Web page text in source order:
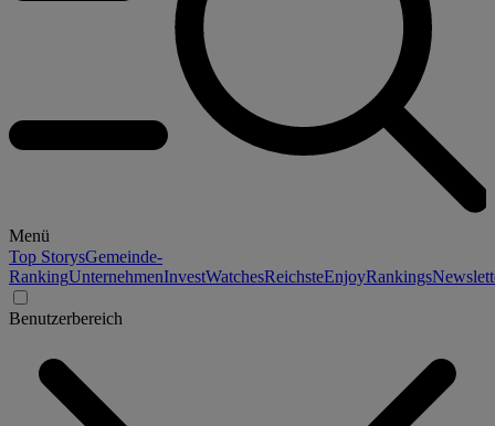
Menü
Top StorysGemeinde-
RankingUnternehmenInvestWatchesReichsteEnjoyRankings
Benutzerbereich